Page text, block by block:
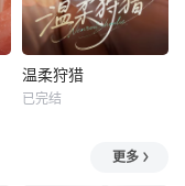
温柔狩猎
已完结
更多